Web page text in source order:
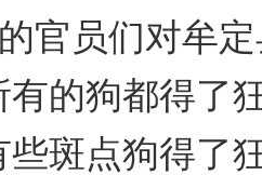
员们对牟定
的狗都得了
斑点狗得了